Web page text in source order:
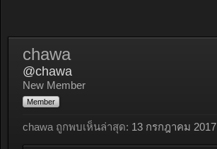
chawa
@chawa
New Member
Member
chawa ถูกพบเห็นล่าสุด: 13 กรกฎาคม 2017